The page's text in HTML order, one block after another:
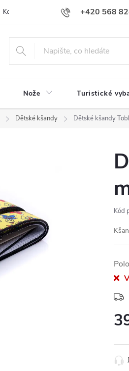
+420 568
Kontakty Doprava a platba
Nože Turistické
Dětské kšandy Dětské kšandy
Kód
cena: